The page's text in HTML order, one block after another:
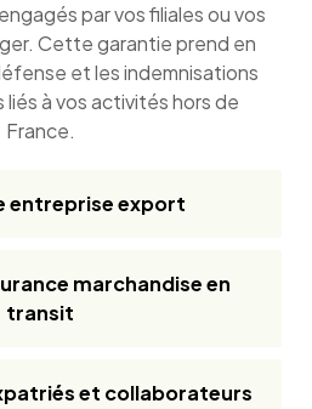
entreprise export
marchandise en
transit
et collaborateurs
par vos filiales ou vos
Cette garantie prend en
et les indemnisations
liés à vos activités hors de
France.